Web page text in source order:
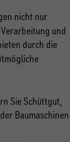
nicht nur
und
durch die
Sie Schüttgut,
Baumaschinen